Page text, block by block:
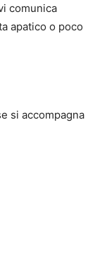
comunica
apatico o poco
si accompagna